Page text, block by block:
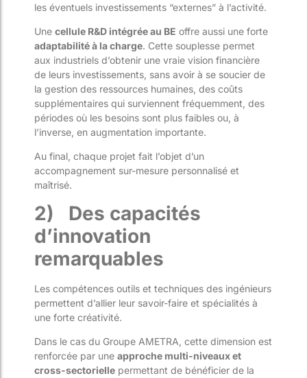
les éventuels investissements “externes” à l’activité.
Une cellule R&D intégrée au BE offre aussi une forte
adaptabilité à la charge. Cette souplesse permet
aux industriels d’obtenir une vraie vision financière
de leurs investissements, sans avoir à se soucier de
la gestion des ressources humaines, des coûts
supplémentaires qui surviennent fréquemment, des
périodes où les besoins sont plus faibles ou, à
l’inverse, en augmentation importante.
Au final, chaque projet fait l’objet d’un
accompagnement sur-mesure personnalisé et
maîtrisé.
2) Des capacités
d’innovation
remarquables
Les compétences outils et techniques des ingénieurs
permettent d’allier leur savoir-faire et spécialités à
une forte créativité.
Dans le cas du Groupe AMETRA, cette dimension est
renforcée par une approche multi-niveaux et
cross-sectorielle permettant de bénéficier de la